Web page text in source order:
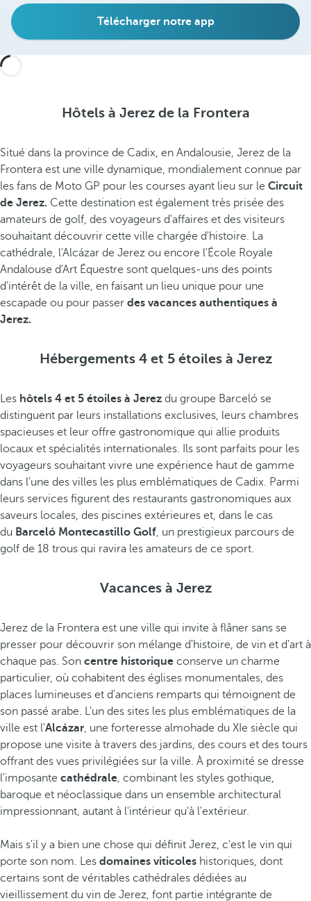
Télécharger notre app
Hôtels à Jerez de la Frontera
Situé dans la province de Cadix, en Andalousie, Jerez de la
Frontera est une ville dynamique, mondialement connue par
les fans de Moto GP pour les courses ayant lieu sur le Circuit
de Jerez. Cette destination est également très prisée des
amateurs de golf, des voyageurs d'affaires et des visiteurs
souhaitant découvrir cette ville chargée d'histoire. La
cathédrale, l'Alcázar de Jerez ou encore l'École Royale
Andalouse d'Art Équestre sont quelques-uns des points
d'intérêt de la ville, en faisant un lieu unique pour une
escapade ou pour passer des vacances authentiques à
Jerez.
Hébergements 4 et 5 étoiles à Jerez
Les hôtels 4 et 5 étoiles à Jerez du groupe Barceló se
distinguent par leurs installations exclusives, leurs chambres
spacieuses et leur offre gastronomique qui allie produits
locaux et spécialités internationales. Ils sont parfaits pour les
voyageurs souhaitant vivre une expérience haut de gamme
dans l'une des villes les plus emblématiques de Cadix. Parmi
leurs services figurent des restaurants gastronomiques aux
saveurs locales, des piscines extérieures et, dans le cas
du Barceló Montecastillo Golf, un prestigieux parcours de
golf de 18 trous qui ravira les amateurs de ce sport.
Vacances à Jerez
Jerez de la Frontera est une ville qui invite à flâner sans se
presser pour découvrir son mélange d'histoire, de vin et d'art à
chaque pas. Son centre historique conserve un charme
particulier, où cohabitent des églises monumentales, des
places lumineuses et d'anciens remparts qui témoignent de
son passé arabe. L'un des sites les plus emblématiques de la
ville est l'Alcázar, une forteresse almohade du XIe siècle qui
propose une visite à travers des jardins, des cours et des tours
offrant des vues privilégiées sur la ville. À proximité se dresse
l'imposante cathédrale, combinant les styles gothique,
baroque et néoclassique dans un ensemble architectural
impressionnant, autant à l'intérieur qu'à l'extérieur.
Mais s'il y a bien une chose qui définit Jerez, c'est le vin qui
porte son nom. Les domaines viticoles historiques, dont
certains sont de véritables cathédrales dédiées au
vieillissement du vin de Jerez, font partie intégrante de